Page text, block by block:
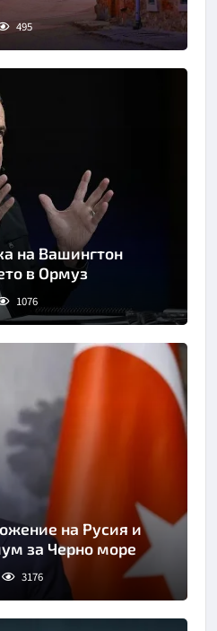
495
на Вашингтон
в Ормуз
1076
на Русия и
за Черно море
3176